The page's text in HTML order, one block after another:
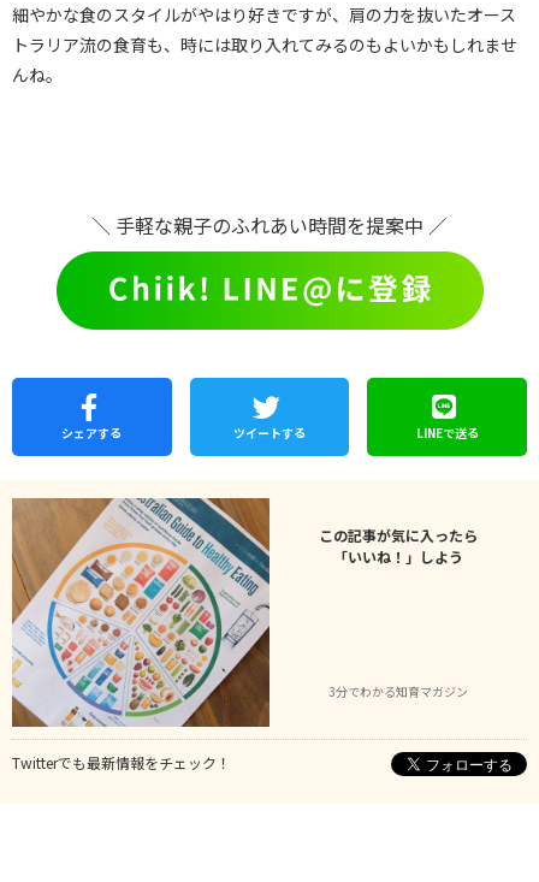
細やかな食のスタイルがやはり好きですが、肩の力を抜いたオース
トラリア流の食育も、時には取り入れてみるのもよいかもしれませ
んね。
＼ 手軽な親子のふれあい時間を提案中 ／
シェアする ツイートする LINEで送る
この記事が気に入ったら
「いいね！」しよう
3分でわかる知育マガジン
Twitterでも最新情報をチェック！